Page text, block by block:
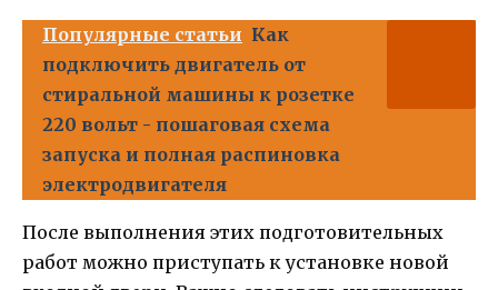
Популярные статьи Как
подключить двигатель от
стиральной машины к розетке
220 вольт - пошаговая схема
запуска и полная распиновка
электродвигателя
После выполнения этих подготовительных
работ можно приступать к установке новой